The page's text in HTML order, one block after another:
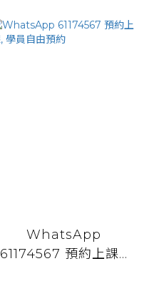
WhatsApp
61174567 預約上課...